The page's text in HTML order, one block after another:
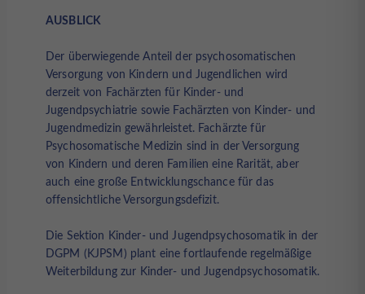
AUSBLICK
Der überwiegende Anteil der psychosomatischen
Versorgung von Kindern und Jugendlichen wird
derzeit von Fachärzten für Kinder- und
Jugendpsychiatrie sowie Fachärzten von Kinder- und
Jugendmedizin gewährleistet. Fachärzte für
Psychosomatische Medizin sind in der Versorgung
von Kindern und deren Familien eine Rarität, aber
auch eine große Entwicklungschance für das
offensichtliche Versorgungsdefizit.
Die Sektion Kinder- und Jugendpsychosomatik in der
DGPM (KJPSM) plant eine fortlaufende regelmäßige
Weiterbildung zur Kinder- und Jugendpsychosomatik.